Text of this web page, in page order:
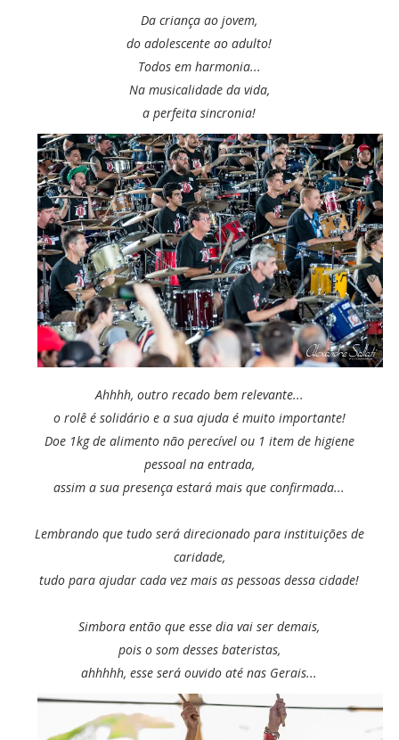
Da criança ao jovem,
do adolescente ao adulto!
Todos em harmonia...
Na musicalidade da vida,
a perfeita sincronia!
Ahhhh, outro recado bem relevante...
o rolê é solidário e a sua ajuda é muito importante!
Doe 1kg de alimento não perecível ou 1 item de higiene
pessoal na entrada,
assim a sua presença estará mais que confirmada...
Lembrando que tudo será direcionado para instituições de
caridade,
tudo para ajudar cada vez mais as pessoas dessa cidade!
Simbora então que esse dia vai ser demais,
pois o som desses bateristas,
ahhhhh, esse será ouvido até nas Gerais...